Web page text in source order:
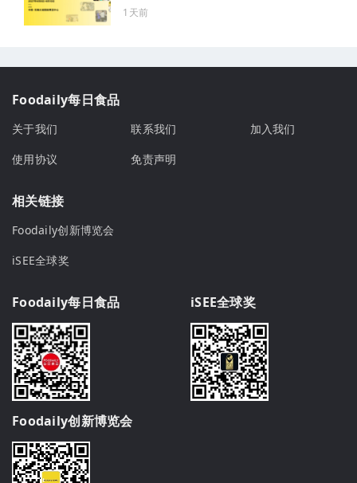
1天前
Foodaily每日食品
关于我们 联系我们
加入我们
使用协议
免责声明
相关链接
Foodaily创新博览会
iSEE全球奖
Foodaily每日食品 iSEE全球奖
Foodaily创新博览会